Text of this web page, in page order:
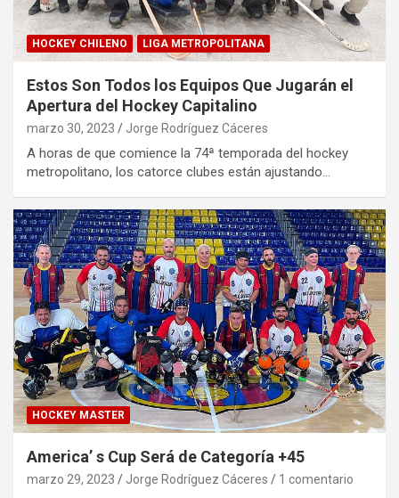
HOCKEY CHILENO LIGA METROPOLITANA
Estos Son Todos los Equipos Que Jugarán el
Apertura del Hockey Capitalino
marzo 30, 2023 Jorge Rodríguez Cáceres
A horas de que comience la 74ª temporada del hockey
metropolitano, los catorce clubes están ajustando…
HOCKEY MASTER
America’ s Cup Será de Categoría +45
marzo 29, 2023 Jorge Rodríguez Cáceres 1 comentario